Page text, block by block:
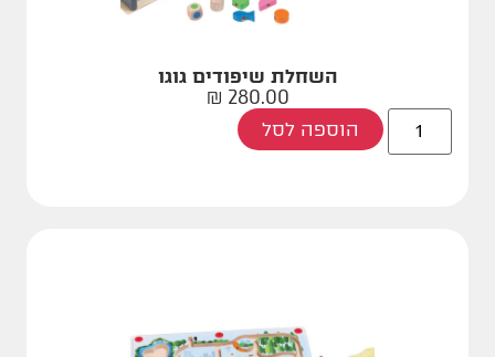
השחלת שיפודים גוגו
280.00
₪
הוספה לסל